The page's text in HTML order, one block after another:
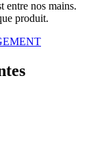
entre nos mains.
produit.